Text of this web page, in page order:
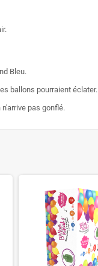
Bleu.
ballons pourraient éclater.
pas gonflé.